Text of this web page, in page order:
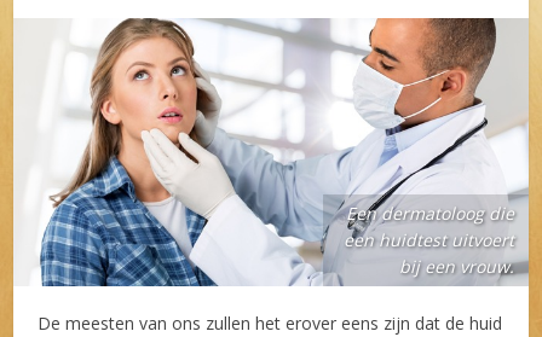
Een dermatoloog die
een huidtest uitvoert
bij een vrouw.
De meesten van ons zullen het erover eens zijn dat de huid